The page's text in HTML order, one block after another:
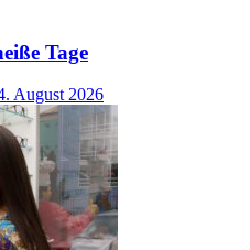
Tage
August 2026